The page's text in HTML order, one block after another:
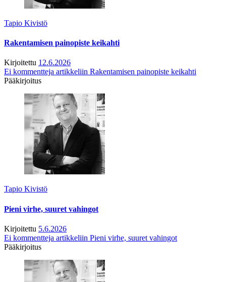
Tapio Kivistö
Rakentamisen painopiste keikahti
Kirjoitettu 12.6.2026
Ei kommentteja artikkeliin Rakentamisen painopiste keikahti
Pääkirjoitus
Tapio Kivistö
Pieni virhe, suuret vahingot
Kirjoitettu 5.6.2026
Ei kommentteja artikkeliin Pieni virhe, suuret vahingot
Pääkirjoitus